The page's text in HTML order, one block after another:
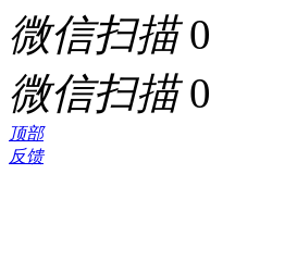
微信扫描 0
微信扫描 0
顶部
反馈